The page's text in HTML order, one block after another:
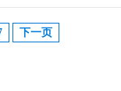
下一页